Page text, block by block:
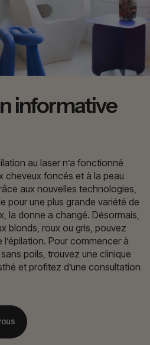
informative
au laser n’a fonctionné
cheveux foncés et à la peau
aux nouvelles technologies,
pour une plus grande variété de
la donne a changé. Désormais,
blonds, roux ou gris, pouvez
Pour commencer à
poils, trouvez une clinique
et profitez d’une consultation